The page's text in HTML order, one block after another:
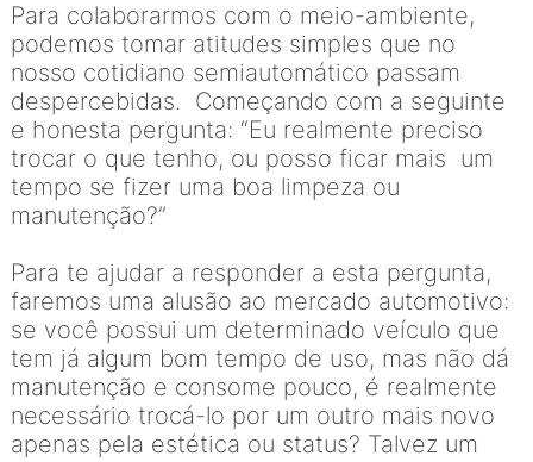
Para colaborarmos com o meio-ambiente,
podemos tomar atitudes simples que no
nosso cotidiano semiautomático passam
despercebidas. Começando com a seguinte
e honesta pergunta: “Eu realmente preciso
trocar o que tenho, ou posso ficar mais um
tempo se fizer uma boa limpeza ou
manutenção?”
Para te ajudar a responder a esta pergunta,
faremos uma alusão ao mercado automotivo:
se você possui um determinado veículo que
tem já algum bom tempo de uso, mas não dá
manutenção e consome pouco, é realmente
necessário trocá-lo por um outro mais novo
apenas pela estética ou status? Talvez um